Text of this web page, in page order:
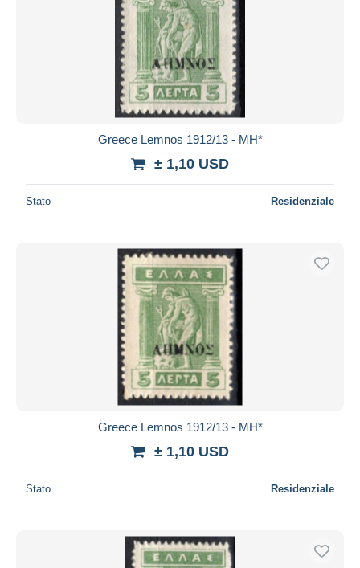
Greece Lemnos 1912/13 - MH*
± 1,10 USD
Stato Residenziale
Greece Lemnos 1912/13 - MH*
± 1,10 USD
Stato Residenziale